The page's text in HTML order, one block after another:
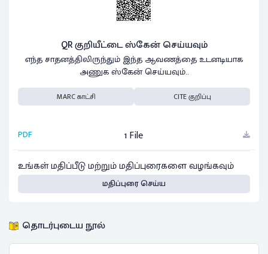
QR குறியீட்டை ஸ்கேன் செய்யவும்
எந்த சாதனத்திலிருந்தும் இந்த ஆவணத்தை உடனடியாக
அணுக ஸ்கேன் செய்யவும்..
MARC காட்சி CITE குறிப்பு
PDF
1 File
உங்கள் மதிப்பீடு மற்றும் மதிப்புரைகளை வழங்கவும்
மதிப்புரை செய்ய
தொடர்புடைய நூல்